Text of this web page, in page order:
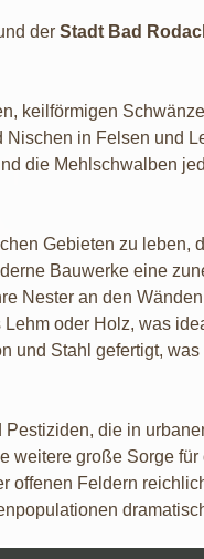
der Stadt Bad
keilförmigen
in Felsen und
die Mehlschwalben
Gebieten zu leben,
Bauwerke eine
Nester an den
oder Holz, was
und Stahl gefertigt, was
die in
weitere große Sorge für
offenen Feldern